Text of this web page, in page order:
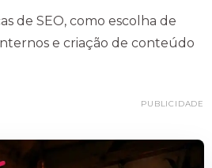
de SEO, como escolha de
e criação de conteúdo
PUBLICIDADE